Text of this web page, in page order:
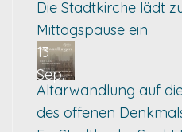
Die Stadtkirche lädt
Mittagspause ein
13
Sep.
Altarwandlung auf
des offenen